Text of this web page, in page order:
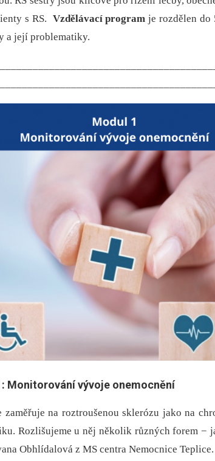
s RS. Vzdělávací program je rozdělen do
a její problematiky.
Monitorování vývoje onemocnění
zaměřuje na roztroušenou sklerózu jako na
Rozlišujeme u něj několik různých forem −⁠
Obhlídalová z MS centra Nemocnice Teplice.